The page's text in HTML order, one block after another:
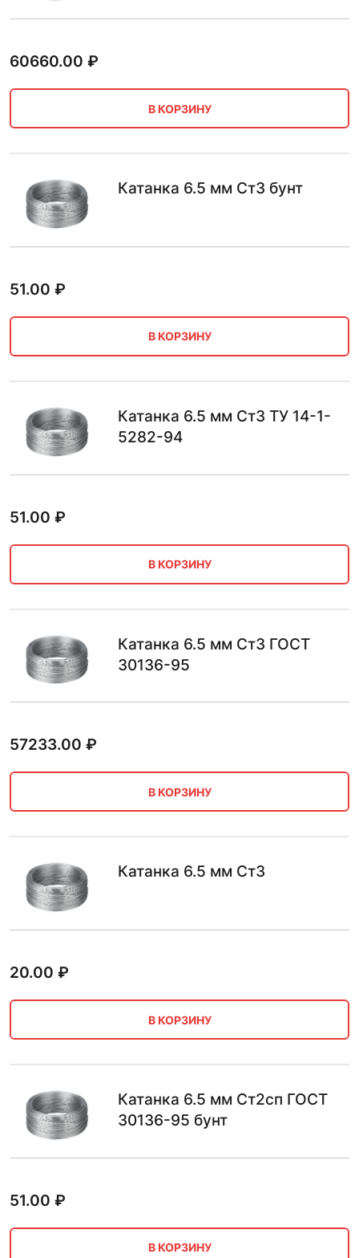
60660.00 ₽
В КОРЗИНУ
Катанка 6.5 мм Ст3 бунт
51.00 ₽
В КОРЗИНУ
Катанка 6.5 мм Ст3 ТУ 14-1-
5282-94
51.00 ₽
В КОРЗИНУ
Катанка 6.5 мм Ст3 ГОСТ
30136-95
57233.00 ₽
В КОРЗИНУ
Катанка 6.5 мм Ст3
20.00 ₽
В КОРЗИНУ
Катанка 6.5 мм Ст2сп ГОСТ
30136-95 бунт
51.00 ₽
В КОРЗИНУ